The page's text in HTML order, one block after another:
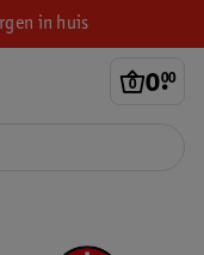
in huis
0.
00